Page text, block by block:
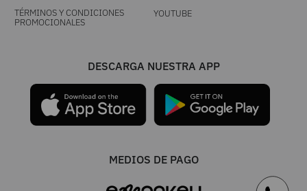
TÉRMINOS Y CONDICIONES
PROMOCIONALES
YOUTUBE
DESCARGA NUESTRA APP
MEDIOS DE PAGO